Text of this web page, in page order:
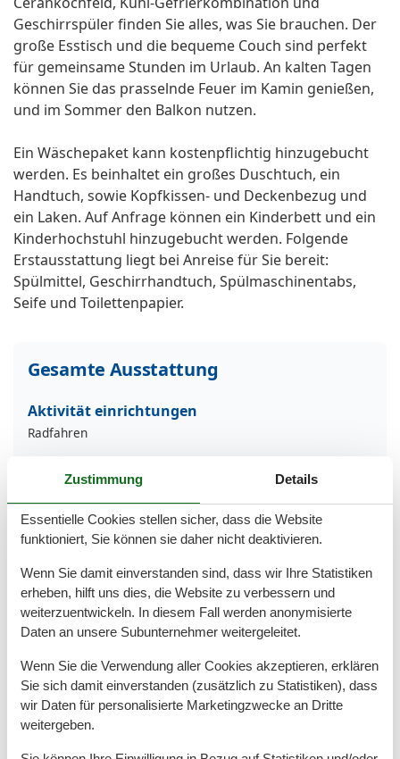
Geschirrspüler finden Sie alles, was Sie brauchen. Der
große Esstisch und die bequeme Couch sind perfekt
für gemeinsame Stunden im Urlaub. An kalten Tagen
können Sie das prasselnde Feuer im Kamin genießen,
und im Sommer den Balkon nutzen.
Ein Wäschepaket kann kostenpflichtig hinzugebucht
werden. Es beinhaltet ein großes Duschtuch, ein
Handtuch, sowie Kopfkissen- und Deckenbezug und
ein Laken. Auf Anfrage können ein Kinderbett und ein
Kinderhochstuhl hinzugebucht werden. Folgende
Erstausstattung liegt bei Anreise für Sie bereit:
Spülmittel, Geschirrhandtuch, Spülmaschinentabs,
Seife und Toilettenpapier.
Gesamte Ausstattung
Aktivität einrichtungen
Radfahren
Entfernungen
Zum (Kur-)Park/Wald
Zum Arzt
350 m
Zum Bahnhof
Zum Bäcker
Zum Geldautomaten/Bank
750 m
Zum Golfplatz
22,5 km
Zum Krankenhaus/Klinik
18,8 km
Zum Nachbarn
Zum Restaurant
500 m
Zum Strand
600 m
Zum Supermarkt
Zum Wanderweg
Zustimmung Details
Essentielle Cookies stellen sicher, dass die Website
funktioniert, Sie können sie daher nicht deaktivieren.
Wenn Sie damit einverstanden sind, dass wir Ihre Statistiken
erheben, hilft uns dies, die Website zu verbessern und
weiterzuentwickeln. In diesem Fall werden anonymisierte
Daten an unsere Subunternehmer weitergeleitet.
Wenn Sie die Verwendung aller Cookies akzeptieren, erklären
Sie sich damit einverstanden (zusätzlich zu Statistiken), dass
wir Daten für personalisierte Marketingzwecke an Dritte
weitergeben.